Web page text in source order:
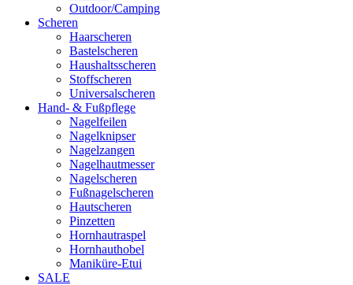
Outdoor/Camping
Scheren
Haarscheren
Bastelscheren
Haushaltsscheren
Stoffscheren
Universalscheren
Hand- & Fußpflege
Nagelfeilen
Nagelknipser
Nagelzangen
Nagelhautmesser
Nagelscheren
Fußnagelscheren
Hautscheren
Pinzetten
Hornhautraspel
Hornhauthobel
Maniküre-Etui
SALE